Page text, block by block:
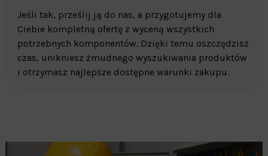
Jeśli tak, prześlij ją do nas, a przygotujemy dla
Ciebie kompletną ofertę z wyceną wszystkich
potrzebnych komponentów. Dzięki temu oszczędzisz
czas, unikniesz żmudnego wyszukiwania produktów
i otrzymasz najlepsze dostępne warunki zakupu.